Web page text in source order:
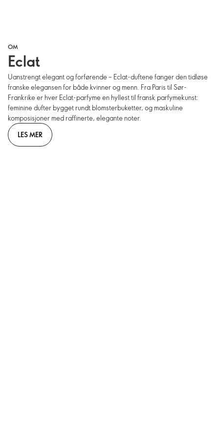
OM
Eclat
Uanstrengt elegant og forførende – Eclat-duftene fanger den tidløse
franske elegansen for både kvinner og menn. Fra Paris til Sør-
Frankrike er hver Eclat-parfyme en hyllest til fransk parfymekunst:
feminine dufter bygget rundt blomsterbuketter, og maskuline
komposisjoner med raffinerte, elegante noter.
LES MER